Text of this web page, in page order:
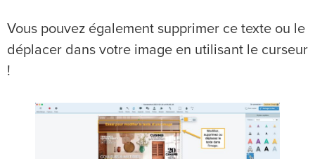
Vous pouvez également supprimer ce texte ou le
déplacer dans votre image en utilisant le curseur
!